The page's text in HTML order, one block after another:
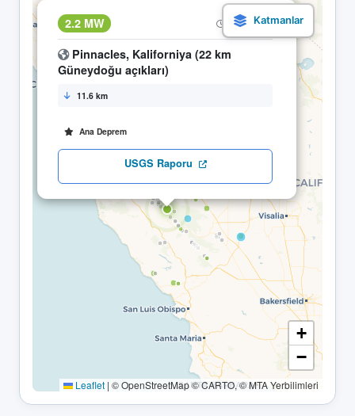
2.2 MW 08.05 09:02
Pinnacles, Kaliforniya (22 km
Güneydoğu açıkları)
11.6 km
Ana Deprem
USGS Raporu
×
+
−
Leaflet | © OpenStreetMap © CARTO, © MTA Yerbilimleri